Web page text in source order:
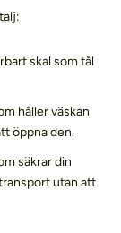
skal som tål
håller väskan
öppna den.
säkrar din
utan att